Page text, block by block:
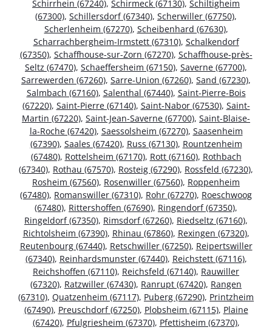
Schirrhein (67240), Schirmeck (67130), Schiltigheim
(67300), Schillersdorf (67340), Scherwiller (67750),
Scherlenheim (67270), Scheibenhard (67630),
Scharrachbergheim-Irmstett (67310), Schalkendorf
(67350), Schaffhouse-sur-Zorn (67270), Schaffhouse-près-
Seltz (67470), Schaeffersheim (67150), Saverne (67700),
Sarrewerden (67260), Sarre-Union (67260), Sand (67230),
Salmbach (67160), Salenthal (67440), Saint-Pierre-Bois
(67220), Saint-Pierre (67140), Saint-Nabor (67530), Saint-
Martin (67220), Saint-Jean-Saverne (67700), Saint-Blaise-
la-Roche (67420), Saessolsheim (67270), Saasenheim
(67390), Saales (67420), Russ (67130), Rountzenheim
(67480), Rottelsheim (67170), Rott (67160), Rothbach
(67340), Rothau (67570), Rosteig (67290), Rossfeld (67230),
Rosheim (67560), Rosenwiller (67560), Roppenheim
(67480), Romanswiller (67310), Rohr (67270), Roeschwoog
(67480), Rittershoffen (67690), Ringendorf (67350),
Ringeldorf (67350), Rimsdorf (67260), Riedseltz (67160),
Richtolsheim (67390), Rhinau (67860), Rexingen (67320),
Reutenbourg (67440), Retschwiller (67250), Reipertswiller
(67340), Reinhardsmunster (67440), Reichstett (67116),
Reichshoffen (67110), Reichsfeld (67140), Rauwiller
(67320), Ratzwiller (67430), Ranrupt (67420), Rangen
(67310), Quatzenheim (67117), Puberg (67290), Printzheim
(67490), Preuschdorf (67250), Plobsheim (67115), Plaine
(67420), Pfulgriesheim (67370), Pfettisheim (67370),